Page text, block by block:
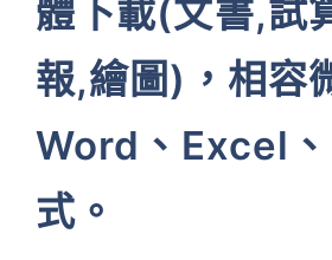
體下載(文書,試
報,繪圖)，相容
Word、Excel
式。